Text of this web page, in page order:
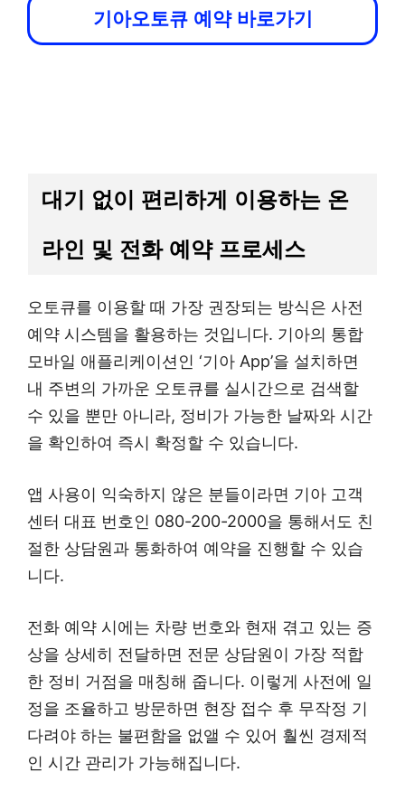
기아오토큐 예약 바로가기
대기 없이 편리하게 이용하는 온
라인 및 전화 예약 프로세스
오토큐를 이용할 때 가장 권장되는 방식은 사전
예약 시스템을 활용하는 것입니다. 기아의 통합
모바일 애플리케이션인 ‘기아 App’을 설치하면
내 주변의 가까운 오토큐를 실시간으로 검색할
수 있을 뿐만 아니라, 정비가 가능한 날짜와 시간
을 확인하여 즉시 확정할 수 있습니다.
앱 사용이 익숙하지 않은 분들이라면 기아 고객
센터 대표 번호인 080-200-2000을 통해서도 친
절한 상담원과 통화하여 예약을 진행할 수 있습
니다.
전화 예약 시에는 차량 번호와 현재 겪고 있는 증
상을 상세히 전달하면 전문 상담원이 가장 적합
한 정비 거점을 매칭해 줍니다. 이렇게 사전에 일
정을 조율하고 방문하면 현장 접수 후 무작정 기
다려야 하는 불편함을 없앨 수 있어 훨씬 경제적
인 시간 관리가 가능해집니다.